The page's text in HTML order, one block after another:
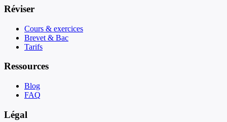
Réviser
Cours & exercices
Brevet & Bac
Tarifs
Ressources
Blog
FAQ
Légal